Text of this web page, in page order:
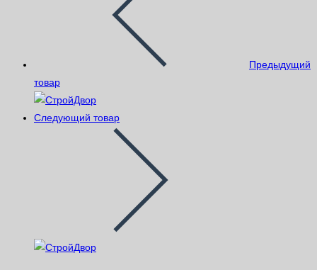
Предыдущий
товар
Следующий товар